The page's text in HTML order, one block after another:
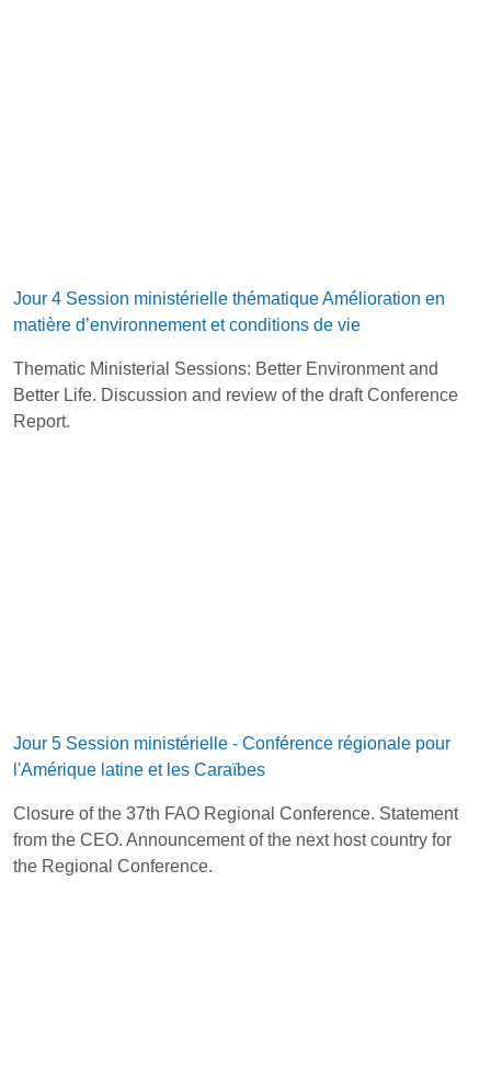
Jour 4 Session ministérielle thématique Amélioration en
matière d’environnement et conditions de vie
Thematic Ministerial Sessions: Better Environment and
Better Life. Discussion and review of the draft Conference
Report.
Jour 5 Session ministérielle - Conférence régionale pour
l'Amérique latine et les Caraïbes
Closure of the 37th FAO Regional Conference. Statement
from the CEO. Announcement of the next host country for
the Regional Conference.